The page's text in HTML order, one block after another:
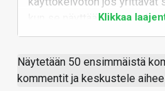
kun se näyttää olevan
Klikkaa
Näytetään 50 ensimmäistä
kommentit ja keskustele